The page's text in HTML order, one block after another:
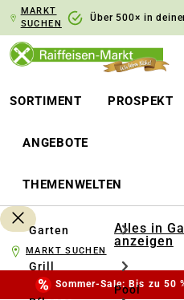
Zur
MARKT
SUCHEN
Über 500× in
SORTIMENT PROSPEKT
ANGEBOTE
THEMENWELTEN
Garten
Grill
Alles in
anzeigen
Pool
MARKT SUCHEN
Sommer-Sale: Bis zu 50